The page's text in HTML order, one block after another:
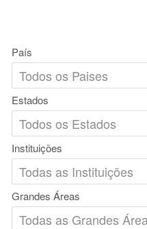
País
Estados
Instituições
Grandes Áreas